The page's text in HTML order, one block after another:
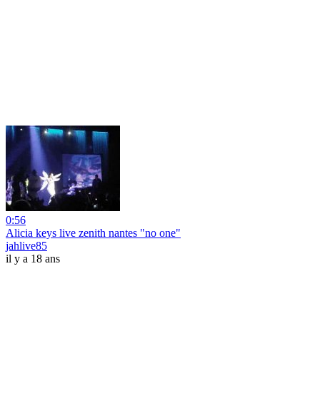
0:56
Alicia keys live zenith nantes "no one"
jahlive85
il y a 18 ans